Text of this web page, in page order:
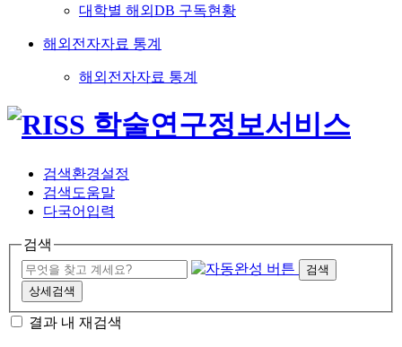
대학별 해외DB 구독현황
해외전자자료 통계
해외전자자료 통계
검색환경설정
검색도움말
다국어입력
검색
검색
상세검색
결과 내 재검색